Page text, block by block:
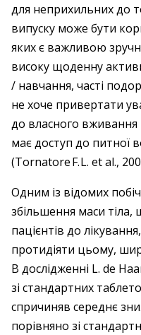
для неприхильних до
випуску може бути
яких є важливою
високу щоденну
/ навчання, часті
не хоче привертати
до власного
має доступ до питної
(Tornatore F. L. et al.,
Одним із відомих
збільшення маси тіла,
пацієнтів до
протидіяти цьому,
В дослідженні L. de
зі стандартних
спричиняв середнє
порівняно зі